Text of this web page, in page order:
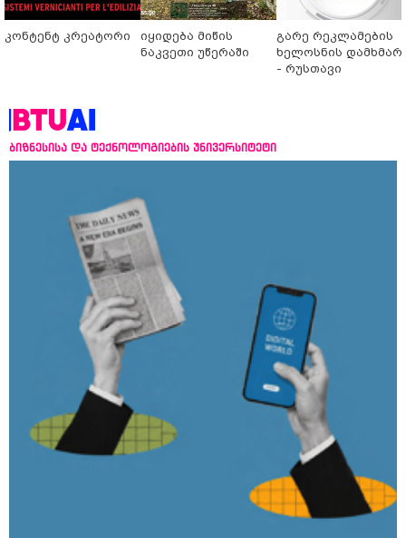
კონტენტ კრეატორი
იყიდება მიწის
ნაკვეთი უწერაში
გარე რეკლამების
ხელოსნის
- რუსთავი
ბიზნესისა და ტექნოლოგიების უნივერსიტეტი